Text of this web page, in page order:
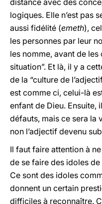
distance avec des
logiques. Elle n’est pas
aussi fidélité (emeth),
les personnes par leur
les nomme, avant de
situation”. Et là, il y a
de la “culture de
est comme ci, celui-là
enfant de Dieu. Ensuite,
défauts, mais ce sera la
non l’adjectif devenu
Il faut faire attention à
de se faire des idoles
Ce sont des idoles
donnent un certain
difficiles à reconnaître.